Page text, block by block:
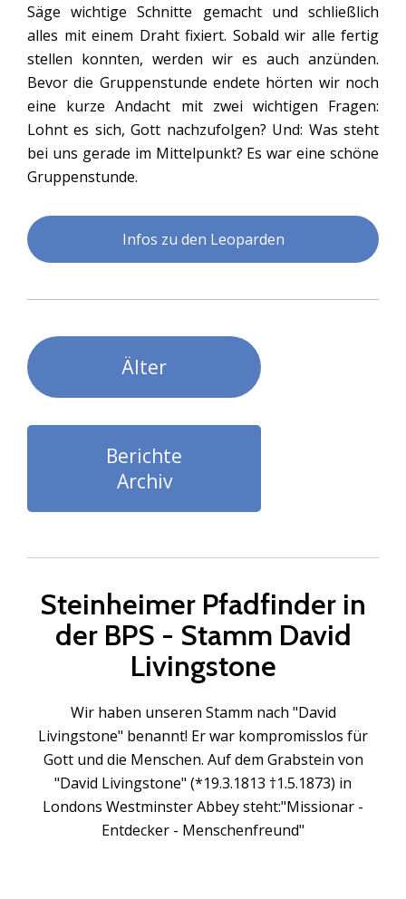
Säge wichtige Schnitte gemacht und schließlich
alles mit einem Draht fixiert. Sobald wir alle fertig
stellen konnten, werden wir es auch anzünden.
Bevor die Gruppenstunde endete hörten wir noch
eine kurze Andacht mit zwei wichtigen Fragen:
Lohnt es sich, Gott nachzufolgen? Und: Was steht
bei uns gerade im Mittelpunkt? Es war eine schöne
Gruppenstunde.
Infos zu den Leoparden
Älter
Berichte
Archiv
Steinheimer Pfadfinder in
der BPS - Stamm David
Livingstone
Wir haben unseren Stamm nach "David
Livingstone" benannt! Er war kompromisslos für
Gott und die Menschen. Auf dem Grabstein von
"David Livingstone" (*19.3.1813 †1.5.1873) in
Londons Westminster Abbey steht:"Missionar -
Entdecker - Menschenfreund"